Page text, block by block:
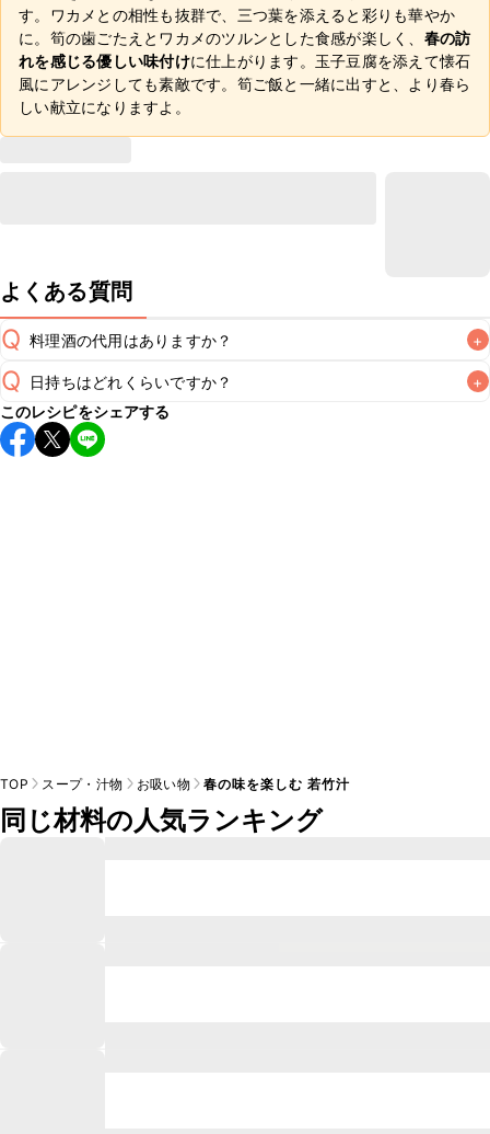
す。ワカメとの相性も抜群で、三つ葉を添えると彩りも華やか
に。筍の歯ごたえとワカメのツルンとした食感が楽しく、 春の訪
れを感じる優しい味付けに仕上がります。玉子豆腐を添えて懐石
風にアレンジしても素敵です。筍ご飯と一緒に出すと、より春ら
しい献立になりますよ。
よくある質問
Q 料理酒の代用はありますか？ +
A
Q 日持ちはどれくらいですか？ +
保存期間は冷蔵で翌日中が目安です。なるべくお早めにお召
し上がりください。
このレシピをシェアする
TOP スープ・汁物 お吸い物 春の味を楽しむ 若竹汁
同じ材料の人気ランキング